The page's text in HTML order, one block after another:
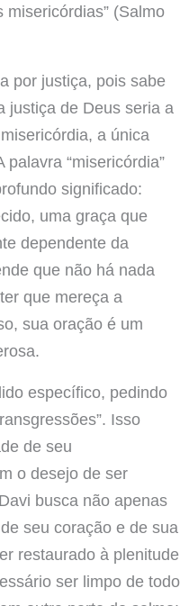
(Salmo
por justiça, pois sabe
justiça de Deus seria a
a única
“misericórdia”
significado:
uma graça que
dependente da
que não há nada
que mereça a
sua oração é um
específico, pedindo
Isso
de seu
o desejo de ser
busca não apenas
seu coração e de sua
restaurado à plenitude
ser limpo de todo